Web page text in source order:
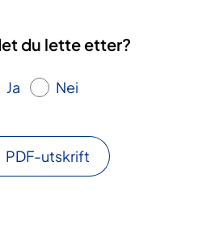
du lette etter?
Ja Nei
PDF-utskrift